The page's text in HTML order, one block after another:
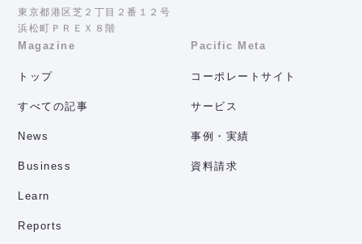
東京都港区芝２丁目２番１２号
浜松町ＰＲＥＸ８階
Magazine
トップ
すべての記事
News
Business
Learn
Reports
Pacific Meta
コーポレートサイト
サービス
事例・実績
資料請求